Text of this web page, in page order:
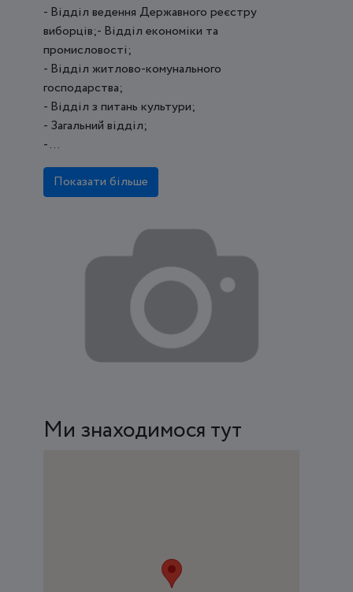
- Відділ ведення Державного реєстру
виборців;- Відділ економіки та
промисловості;
- Відділ житлово-комунального
господарства;
- Відділ з питань культури;
- Загальний відділ;
- ...
Показати більше
Ми знаходимося тут